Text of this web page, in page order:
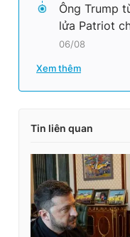
Ông Trump
lửa Patriot
06/08
Xem thêm
Tin liên quan